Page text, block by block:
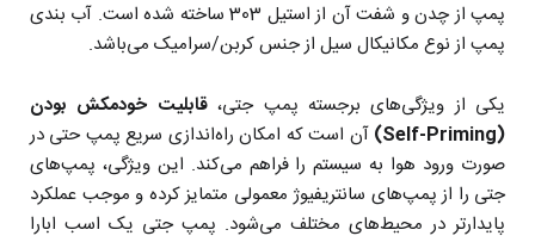
پمپ از چدن و شفت آن از استیل 303 ساخته شده است. آب بندی
پمپ از نوع مکانیکال سیل از جنس کربن/سرامیک می‌باشد.
یکی از ویژگی‌های برجسته پمپ جتی،قابلیت خودمکش بودن
(Self-Priming)
آن است که امکان راه‌اندازی سریع پمپ حتی در
صورت ورود هوا به سیستم را فراهم می‌کند. این ویژگی، پمپ‌های
جتی را از پمپ‌های سانتریفیوژ معمولی متمایز کرده و موجب عملکرد
پایدارتر در محیط‌های مختلف می‌شود. پمپ جتی یک اسب ابارا